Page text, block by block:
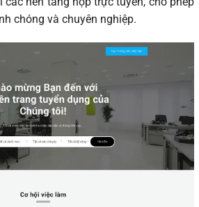
chóng và chuyên nghiệp.